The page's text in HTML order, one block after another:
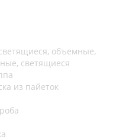
объемные,
светящиеся
из пайеток